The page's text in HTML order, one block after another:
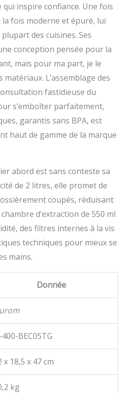
qui inspire confiance. Une fois
fois moderne et épuré, lui
des cuisines. Ses
conception pensée pour la
mais pour ma part, je le
L’assemblage des
fastidieuse du
s’emboîter parfaitement,
garantis sans BPA, est
haut de gamme de la marque
abord est sans conteste sa
de 2 litres, elle promet de
coupés, réduisant
d’extraction de 550 ml
des filtres internes à la vis
techniques pour mieux se
mains.
Donnée
BEC05TG
x 18,5 x 47 cm
kg